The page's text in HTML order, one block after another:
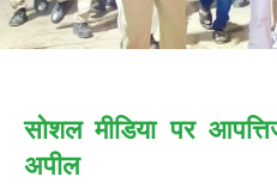
सोशल मीडिया पर
अपील